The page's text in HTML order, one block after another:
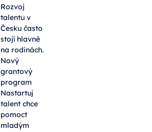
Rozvoj
talentu v
Česku často
stojí hlavně
na rodinách.
Nový
grantový
program
Nastartuj
talent chce
pomoct
mladým